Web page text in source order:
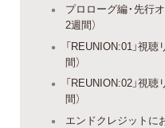
プロローグ編・先行
2週間）
「REUNION:01」視
間）
「REUNION:02」視
間）
エンドクレジットに